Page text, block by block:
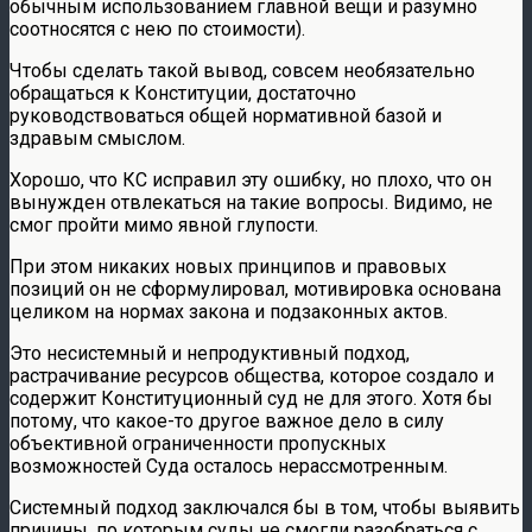
обычным использованием главной вещи и разумно
соотносятся с нею по стоимости).
Чтобы сделать такой вывод, совсем необязательно
обращаться к Конституции, достаточно
руководствоваться общей нормативной базой и
здравым смыслом.
Хорошо, что КС исправил эту ошибку, но плохо, что он
вынужден отвлекаться на такие вопросы. Видимо, не
смог пройти мимо явной глупости.
При этом никаких новых принципов и правовых
позиций он не сформулировал, мотивировка основана
целиком на нормах закона и подзаконных актов.
Это несистемный и непродуктивный подход,
растрачивание ресурсов общества, которое создало и
содержит Конституционный суд не для этого. Хотя бы
потому, что какое-то другое важное дело в силу
объективной ограниченности пропускных
возможностей Суда осталось нерассмотренным.
Системный подход заключался бы в том, чтобы выявить